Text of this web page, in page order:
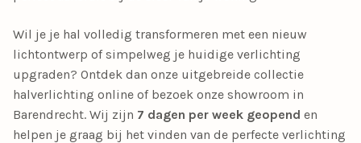
Wil je je hal volledig transformeren met een nieuw
lichtontwerp of simpelweg je huidige verlichting
upgraden? Ontdek dan onze uitgebreide collectie
halverlichting online of bezoek onze showroom in
Barendrecht. Wij zijn 7 dagen per week geopend en
helpen je graag bij het vinden van de perfecte verlichting